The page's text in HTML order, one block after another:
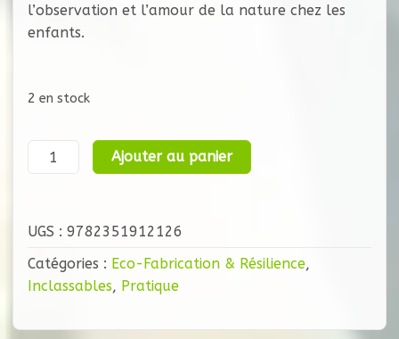
l’observation et l’amour de la nature chez les
enfants.
2 en stock
quantité
-
Activités
et
dans
Ajouter au panier
UGS : 9782351912126
Catégories : Eco-Fabrication & Résilience,
Inclassables, Pratique